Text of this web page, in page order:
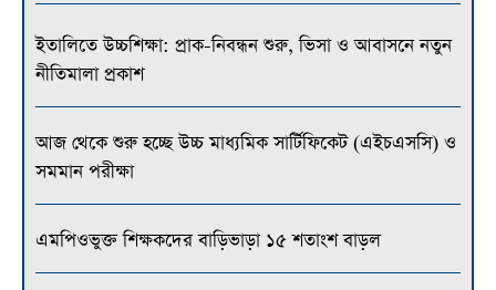
ইতালিতে উচ্চশিক্ষা: প্রাক-নিবন্ধন শুরু, ভিসা ও আবাসনে নতুন
নীতিমালা প্রকাশ
আজ থেকে শুরু হচ্ছে উচ্চ মাধ্যমিক সার্টিফিকেট (এইচএসসি) ও
সমমান পরীক্ষা
এমপিওভুক্ত শিক্ষকদের বাড়িভাড়া ১৫ শতাংশ বাড়ল